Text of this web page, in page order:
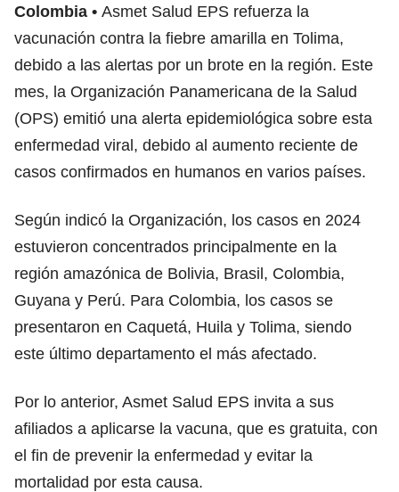
Colombia
Asmet Salud EPS refuerza la
vacunación contra la fiebre amarilla en Tolima,
debido a las alertas por un brote en la región. Este
mes, la Organización Panamericana de la Salud
(OPS) emitió una alerta epidemiológica sobre esta
enfermedad viral, debido al aumento reciente de
casos confirmados en humanos en varios países.
Según indicó la Organización, los casos en 2024
estuvieron concentrados principalmente en la
región amazónica de Bolivia, Brasil, Colombia,
Guyana y Perú. Para Colombia, los casos se
presentaron en Caquetá, Huila y Tolima, siendo
este último departamento el más afectado.
Por lo anterior, Asmet Salud EPS invita a sus
afiliados a aplicarse la vacuna, que es gratuita, con
el fin de prevenir la enfermedad y evitar la
mortalidad por esta causa.